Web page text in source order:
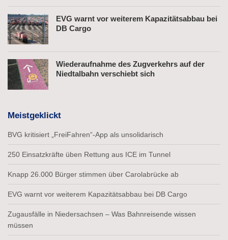
EVG warnt vor weiterem Kapazitätsabbau bei
DB Cargo
Wiederaufnahme des Zugverkehrs auf der
Niedtalbahn verschiebt sich
Meistgeklickt
BVG kritisiert „FreiFahren“-App als unsolidarisch
250 Einsatzkräfte üben Rettung aus ICE im Tunnel
Knapp 26.000 Bürger stimmen über Carolabrücke ab
EVG warnt vor weiterem Kapazitätsabbau bei DB Cargo
Zugausfälle in Niedersachsen – Was Bahnreisende wissen
müssen